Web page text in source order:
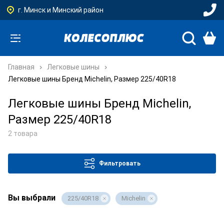
г. Минск и Минский район
Главная
Легковые шины
Легковые шины Бренд Michelin, Размер 225/40R18
Легковые шины Бренд Michelin,
Размер 225/40R18
2 товара
Фильтровать
Вы выбрали 225/40R18 Michelin